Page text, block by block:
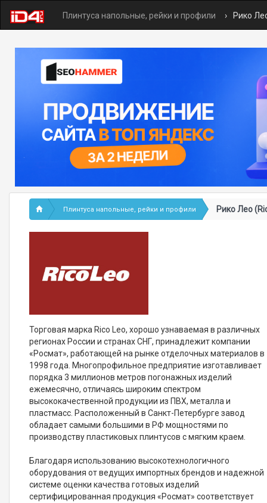
Плинтуса напольные, рейки и профили Рико
Плинтуса напольные, рейки и профили Рико Лео
Торговая марка Rico Leo, хорошо узнаваемая в различных
регионах России и странах СНГ, принадлежит компании
«Росмат», работающей на рынке отделочных материалов в
1998 года. Многопрофильное предприятие изготавливает
порядка 3 миллионов метров погонажных изделий
ежемесячно, отличаясь широким спектром
высококачественной продукции из ПВХ, металла и
пластмасс. Расположенный в Санкт-Петербурге завод
обладает самыми большими в РФ мощностями по
производству пластиковых плинтусов с мягким краем.
Благодаря использованию высокотехнологичного
оборудования от ведущих импортных брендов и надежной
системе оценки качества готовых изделий
сертифицированная продукция «Росмат» соответствует